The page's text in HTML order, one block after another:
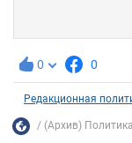
0 0
Редакционная
(Архив) Политика